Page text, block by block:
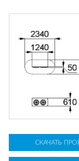
СКАЧАТЬ